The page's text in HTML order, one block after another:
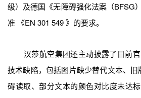
级）及德国《无障碍强化法案（BFSG
准 《EN 301 549 》的要求。
汉莎航空集团还主动披露了目前
技术缺陷，包括图片缺少替代文本、
碍读取、部分文本的颜色对比度未达